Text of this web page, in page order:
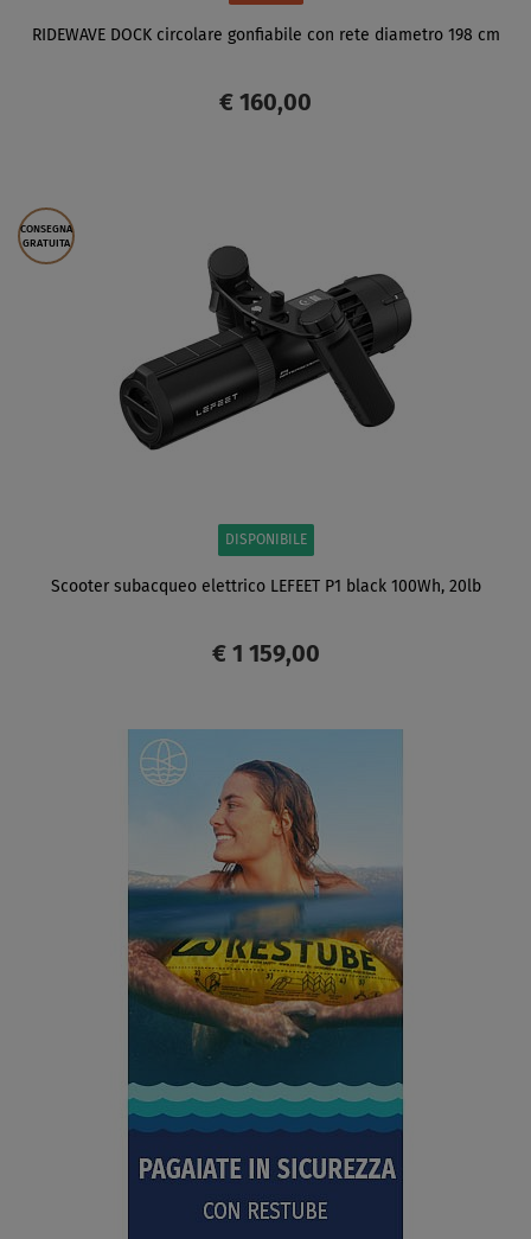
RIDEWAVE DOCK circolare gonfiabile con rete diametro 198 cm
€ 160,00
CONSEGNA
GRATUITA
DISPONIBILE
Scooter subacqueo elettrico LEFEET P1 black 100Wh, 20lb
€ 1 159,00
SCHERMO